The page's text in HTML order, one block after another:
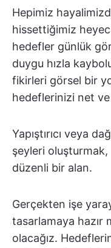
Hepimiz
hissettiğimiz
hedefler günlük
duygu hızla
fikirleri görsel bir
hedeflerinizi net ve
Yapıştırıcı veya
şeyleri
düzenli bir alan.
Gerçekten işe
tasarlamaya hazır
olacağız.